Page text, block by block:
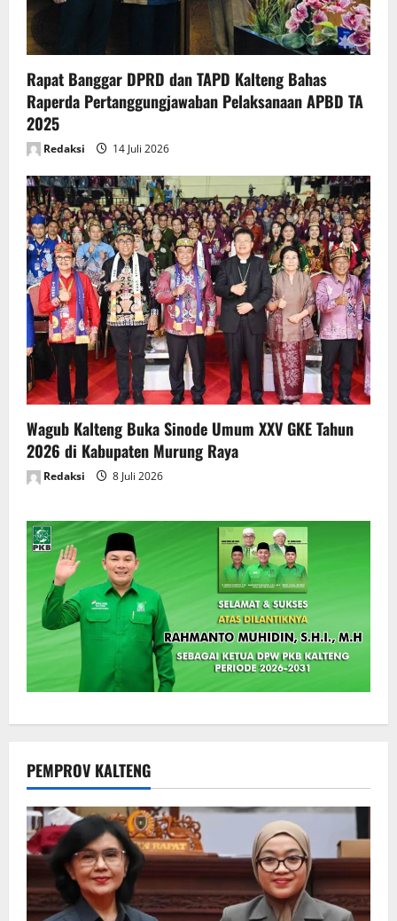
Rapat Banggar DPRD dan TAPD Kalteng Bahas
Raperda Pertanggungjawaban Pelaksanaan APBD TA
2025
Redaksi 14 Juli 2026
Wagub Kalteng Buka Sinode Umum XXV GKE Tahun
2026 di Kabupaten Murung Raya
Redaksi 8 Juli 2026
PEMPROV KALTENG